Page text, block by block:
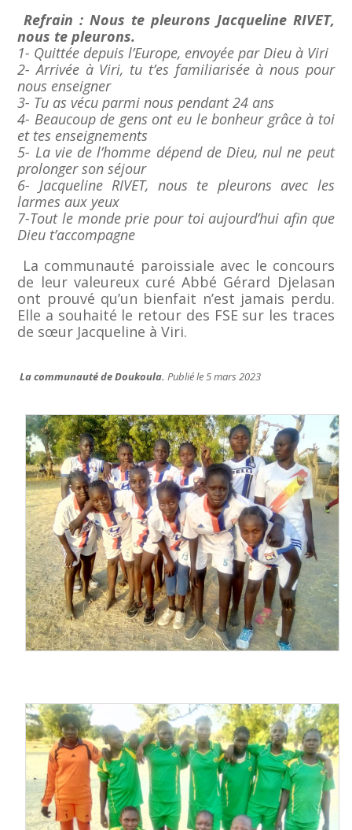
Refrain : Nous te pleurons Jacqueline RIVET,
nous te pleurons.
1- Quittée depuis l’Europe, envoyée par Dieu à Viri
2- Arrivée à Viri, tu t’es familiarisée à nous pour
nous enseigner
3- Tu as vécu parmi nous pendant 24 ans
4- Beaucoup de gens ont eu le bonheur grâce à toi
et tes enseignements
5- La vie de l’homme dépend de Dieu, nul ne peut
prolonger son séjour
6- Jacqueline RIVET, nous te pleurons avec les
larmes aux yeux
7-Tout le monde prie pour toi aujourd’hui afin que
Dieu t’accompagne
La communauté paroissiale avec le concours
de leur valeureux curé Abbé Gérard Djelasan
ont prouvé qu’un bienfait n’est jamais perdu.
Elle a souhaité le retour des FSE sur les traces
de sœur Jacqueline à Viri.
La communauté de Doukoula.Publié le 5 mars 2023